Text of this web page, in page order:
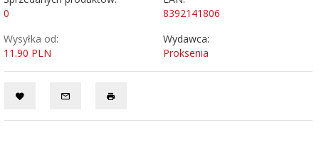
0
8392141806
Wysyłka od:
11.90 PLN
Wydawca:
Proksenia